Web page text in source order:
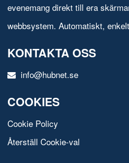
evenemang direkt till era
webbsystem. Automatiskt,
KONTAKTA OSS
info@hubnet.se
COOKIES
Cookie Policy
Återställ Cookie-val